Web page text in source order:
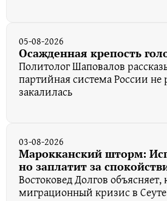
05-08-2026
Осажденная крепость
Политолог Шаповалов
партийная система России не
закалилась
03-08-2026
Марокканский шторм:
но заплатит за
Востоковед Долгов
миграционный кризис в Сеуте